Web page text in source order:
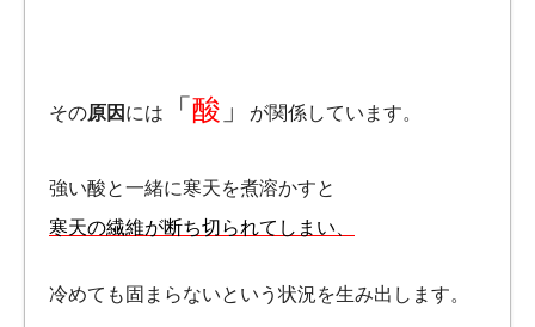
その原因 には 「 酸 」 が関係しています。
強い酸と一緒に寒天を煮溶かすと
寒天の繊維が断ち切られてしまい、
冷めても固まらないという状況を生み出します。